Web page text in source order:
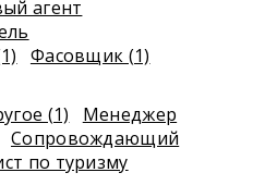
агент
Фасовщик (1)
(1)
Менеджер
Сопровождающий
по туризму